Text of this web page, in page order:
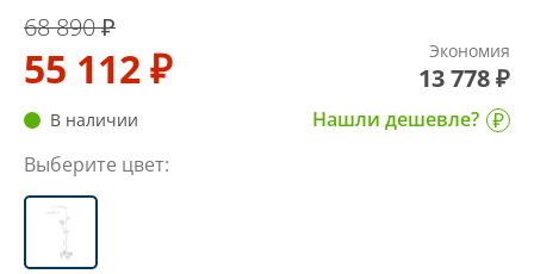
68 890 ₽
55 112 ₽ Экономия
13 778 ₽
В наличии
Нашли дешевле?
Выберите цвет: